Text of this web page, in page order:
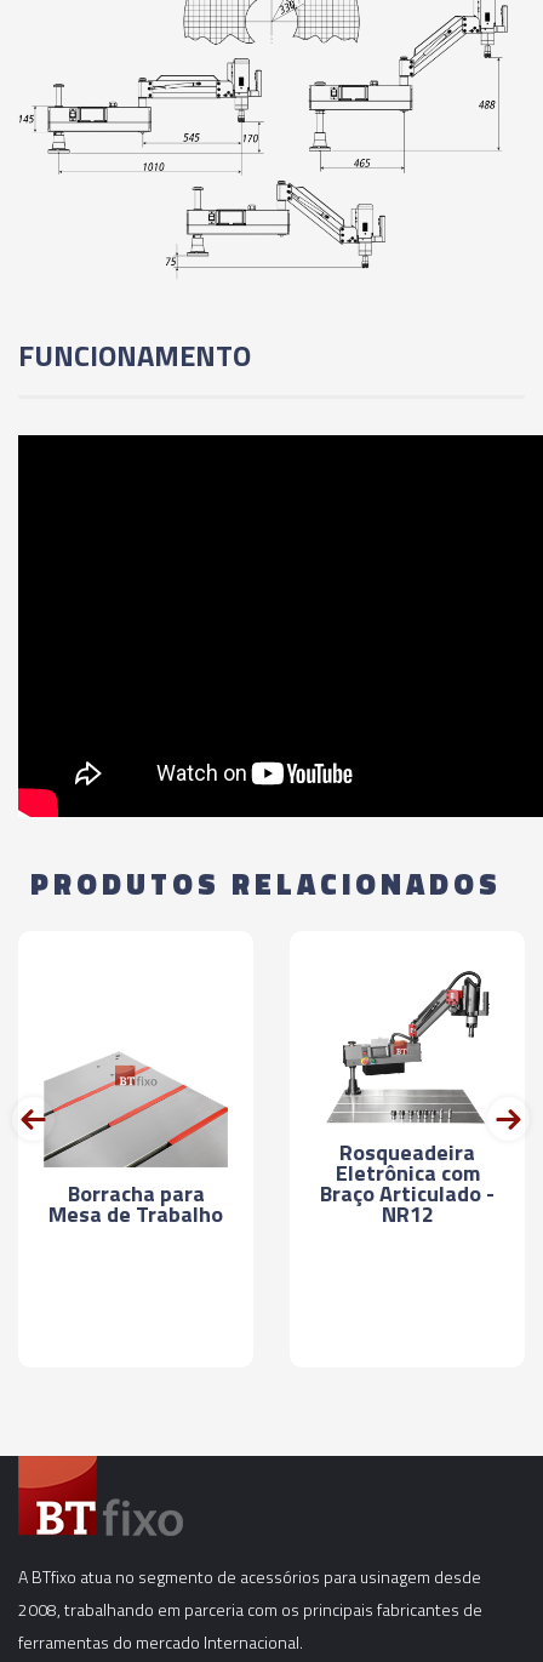
FUNCIONAMENTO
PRODUTOS RELACIONADOS
Borracha para
Mesa de Trabalho
Rosqueadeira
Eletrônica com
Braço Articulado -
NR12
prev next
A BTfixo atua no segmento de acessórios para usinagem desde
2008, trabalhando em parceria com os principais fabricantes de
ferramentas do mercado Internacional.